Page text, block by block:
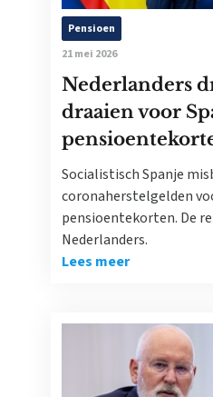
Pensioen
21 mei 2026
Nederlanders
draaien voor
Socialistisch Spanje
coronaherstelgelden
pensioentekorten. De
Nederlanders.
Lees meer